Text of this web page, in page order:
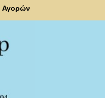
Αγορών